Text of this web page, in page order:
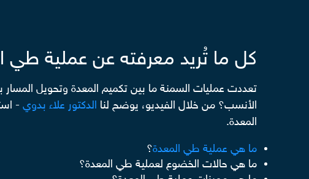
كل ما تُريد معرفته عن عملية طي
الأنسب؟ من خلال الفيديو، يوضح لنا الدكتور علاء بدوي
المعدة.
ما هي عملية طي المعدة؟
ما هي حالات الخضوع لعملية طي المعدة؟